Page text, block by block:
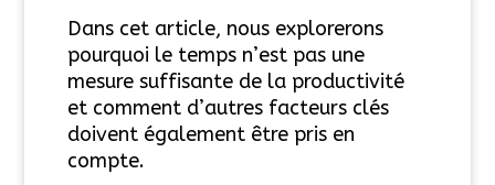
Dans cet article, nous explorerons
pourquoi le temps n’est pas une
mesure suffisante de la productivité
et comment d’autres facteurs clés
doivent également être pris en
compte.